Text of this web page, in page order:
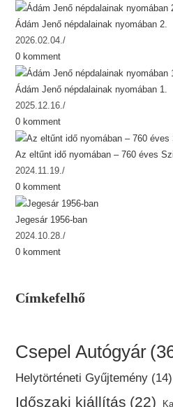
Ádám Jenő népdalainak nyomában 2.
2026.02.04./
0 komment
Ádám Jenő népdalainak nyomában 1.
2025.12.16./
0 komment
Az eltűnt idő nyomában – 760 éves
2024.11.19./
0 komment
Jegesár 1956-ban
2024.10.28./
0 komment
Címkefelhő
Csepel Autógyár
Helytörténeti Gyűjtemény (14)
Időszaki kiállítás (22)